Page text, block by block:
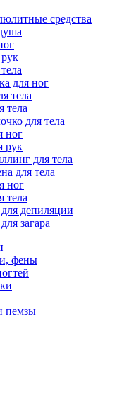
средства
для ног
тела
тела
для тела
ног
рук
для тела
для тела
ног
тела
депиляции
загара
фены
пемзы